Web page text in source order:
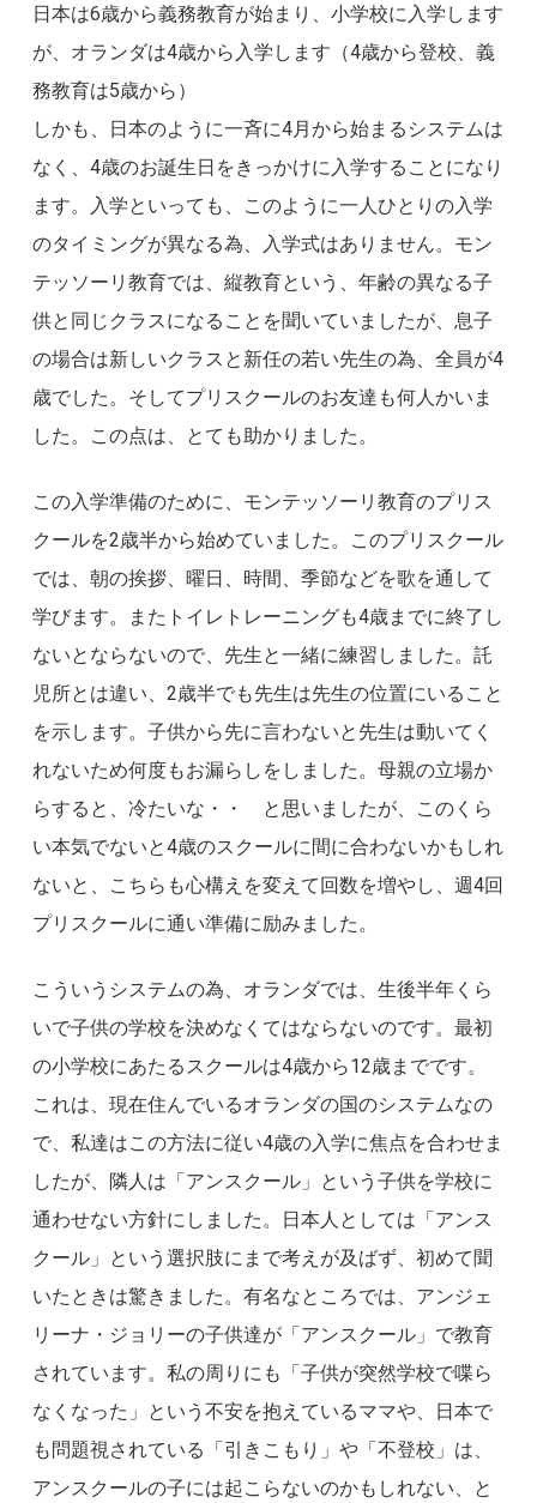
日本は6歳から義務教育が始まり、小学校に入学します
が、オランダは4歳から入学します（4歳から登校、義
務教育は5歳から）
しかも、日本のように一斉に4月から始まるシステムは
なく、4歳のお誕生日をきっかけに入学することになり
ます。入学といっても、このように一人ひとりの入学
のタイミングが異なる為、入学式はありません。モン
テッソーリ教育では、縦教育という、年齢の異なる子
供と同じクラスになることを聞いていましたが、息子
の場合は新しいクラスと新任の若い先生の為、全員が4
歳でした。そしてプリスクールのお友達も何人かいま
した。この点は、とても助かりました。
この入学準備のために、モンテッソーリ教育のプリス
クールを2歳半から始めていました。このプリスクール
では、朝の挨拶、曜日、時間、季節などを歌を通して
学びます。またトイレトレーニングも4歳までに終了し
ないとならないので、先生と一緒に練習しました。託
児所とは違い、2歳半でも先生は先生の位置にいること
を示します。子供から先に言わないと先生は動いてく
れないため何度もお漏らしをしました。母親の立場か
らすると、冷たいな・・ と思いましたが、このくら
い本気でないと4歳のスクールに間に合わないかもしれ
ないと、こちらも心構えを変えて回数を増やし、週4回
プリスクールに通い準備に励みました。
こういうシステムの為、オランダでは、生後半年くら
いで子供の学校を決めなくてはならないのです。最初
の小学校にあたるスクールは4歳から12歳までです。
これは、現在住んでいるオランダの国のシステムなの
で、私達はこの方法に従い4歳の入学に焦点を合わせま
したが、隣人は「アンスクール」という子供を学校に
通わせない方針にしました。日本人としては「アンス
クール」という選択肢にまで考えが及ばず、初めて聞
いたときは驚きました。有名なところでは、アンジェ
リーナ・ジョリーの子供達が「アンスクール」で教育
されています。私の周りにも「子供が突然学校で喋ら
なくなった」という不安を抱えているママや、日本で
も問題視されている「引きこもり」や「不登校」は、
アンスクールの子には起こらないのかもしれない、と